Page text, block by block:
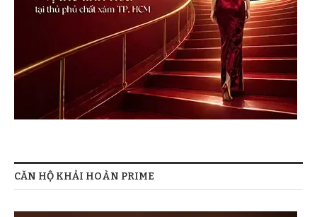
CĂN HỘ KHẢI HOÀN PRIME